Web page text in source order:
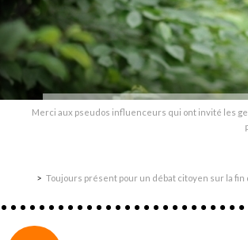
Merci aux pseudos influenceurs qui ont invité les
Toujours présent pour un débat citoyen sur la